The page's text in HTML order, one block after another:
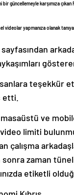
güncellemeyle karşımıza çıkan
videolar yapmanıza olanak
teşekkür
etti.
ve
limiti
çalışma
sonra zaman
etiketli